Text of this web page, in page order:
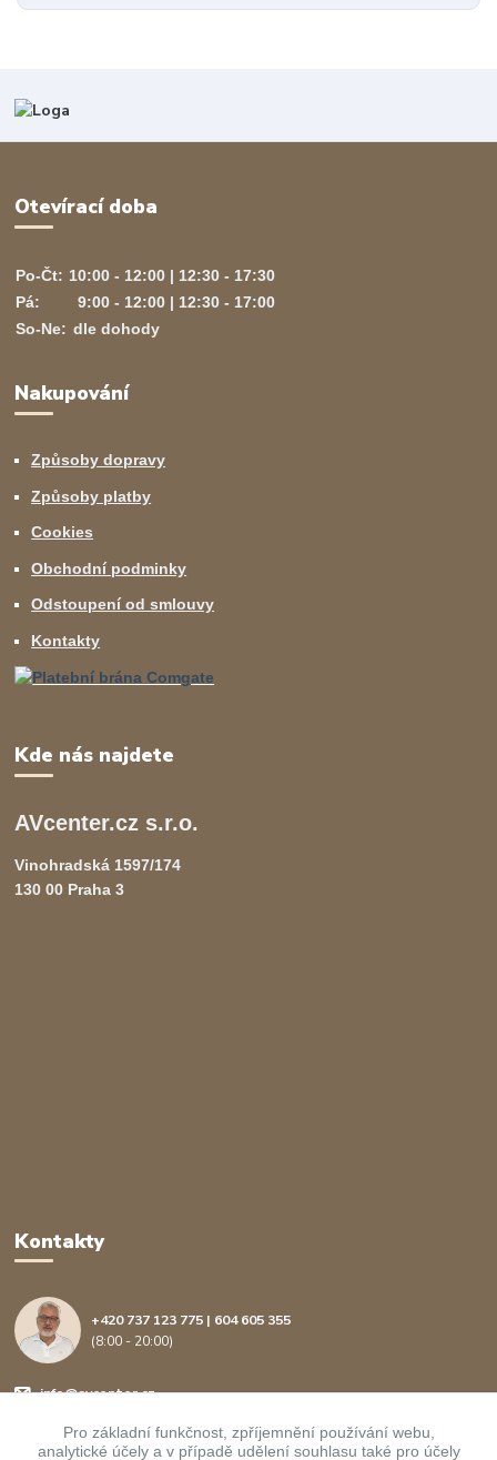
Otevírací doba
Po-Čt: 10:00 - 12:00 | 12:30 - 17:30
Pá:
9:00 - 12:00 | 12:30 - 17:00
So-Ne: dle dohody
Nakupování
Způsoby dopravy
Způsoby platby
Cookies
Obchodní podminky
Odstoupení od smlouvy
Kontakty
Kde nás najdete
AVcenter.cz s.r.o.
Vinohradská 1597/174
130 00 Praha 3
Kontakty
+420 737 123 775 | 604 605 355
(8:00 - 20:00)
info@avcenter.cz
Pro základní funkčnost, zpříjemnění používání webu,
analytické účely a v případě udělení souhlasu také pro účely